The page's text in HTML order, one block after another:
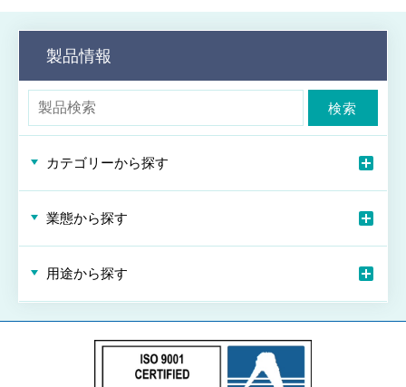
製品情報
検索
カテゴリーから探す
業態から探す
用途から探す